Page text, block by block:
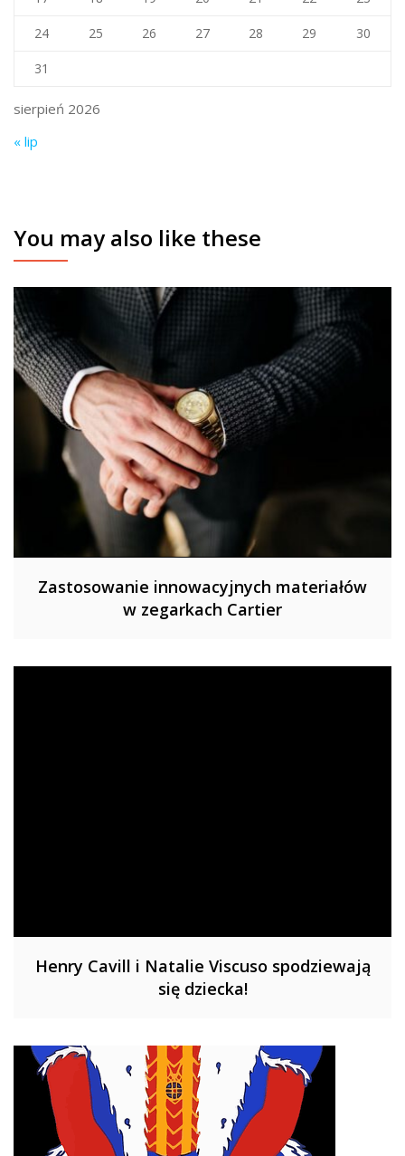
sierpień 2026
24 25 26 27 28 29 30
31
« lip
You may also like these
Zastosowanie innowacyjnych materiałów
w zegarkach Cartier
Henry Cavill i Natalie Viscuso spodziewają
się dziecka!